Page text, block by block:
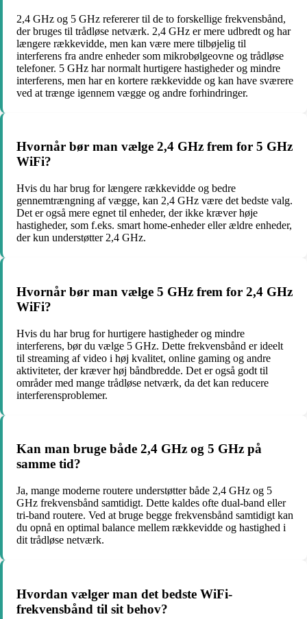
2,4 GHz og 5 GHz refererer til de to forskellige frekvensbånd,
der bruges til trådløse netværk. 2,4 GHz er mere udbredt og har
længere rækkevidde, men kan være mere tilbøjelig til
interferens fra andre enheder som mikrobølgeovne og trådløse
telefoner. 5 GHz har normalt hurtigere hastigheder og mindre
interferens, men har en kortere rækkevidde og kan have sværere
ved at trænge igennem vægge og andre forhindringer.
Hvornår bør man vælge 2,4 GHz frem for 5 GHz
WiFi?
Hvis du har brug for længere rækkevidde og bedre
gennemtrængning af vægge, kan 2,4 GHz være det bedste valg.
Det er også mere egnet til enheder, der ikke kræver høje
hastigheder, som f.eks. smart home-enheder eller ældre enheder,
der kun understøtter 2,4 GHz.
Hvornår bør man vælge 5 GHz frem for 2,4 GHz
WiFi?
Hvis du har brug for hurtigere hastigheder og mindre
interferens, bør du vælge 5 GHz. Dette frekvensbånd er ideelt
til streaming af video i høj kvalitet, online gaming og andre
aktiviteter, der kræver høj båndbredde. Det er også godt til
områder med mange trådløse netværk, da det kan reducere
interferensproblemer.
Kan man bruge både 2,4 GHz og 5 GHz på
samme tid?
Ja, mange moderne routere understøtter både 2,4 GHz og 5
GHz frekvensbånd samtidigt. Dette kaldes ofte dual-band eller
tri-band routere. Ved at bruge begge frekvensbånd samtidigt kan
du opnå en optimal balance mellem rækkevidde og hastighed i
dit trådløse netværk.
Hvordan vælger man det bedste WiFi-
frekvensbånd til sit behov?